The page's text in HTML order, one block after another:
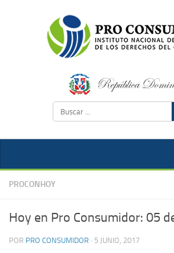
PROCONHOY
Hoy en Pro Consumidor: 05
POR PRO CONSUMIDOR · 5 JUNIO, 2017